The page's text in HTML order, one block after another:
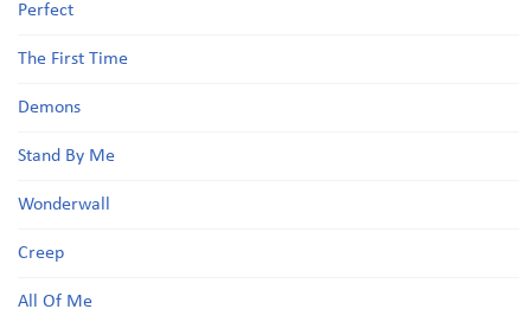
Perfect
The First Time
Demons
Stand By Me
Wonderwall
Creep
All Of Me